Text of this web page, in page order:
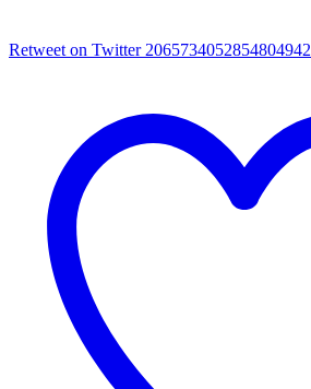
Retweet on Twitter 2065734052854804942